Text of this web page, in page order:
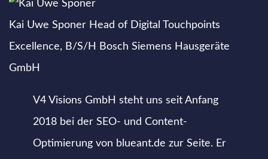
Kai Uwe Sponer Head of Digital Touchpoints
Excellence, B/S/H Bosch Siemens Hausgeräte
GmbH
V4 Visions GmbH steht uns seit Anfang
2018 bei der SEO- und Content-
Optimierung von blueant.de zur Seite. Er